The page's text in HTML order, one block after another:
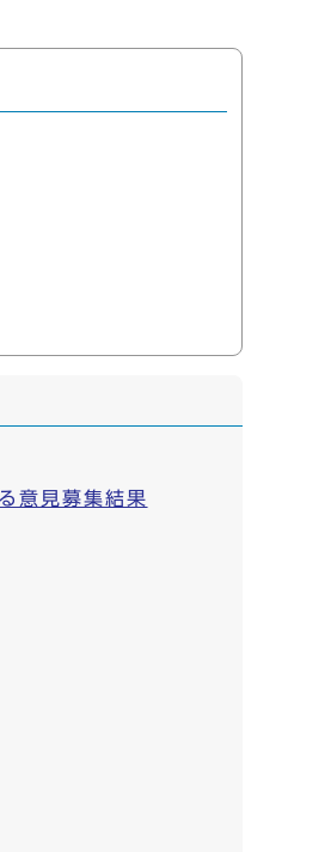
意見募集結果